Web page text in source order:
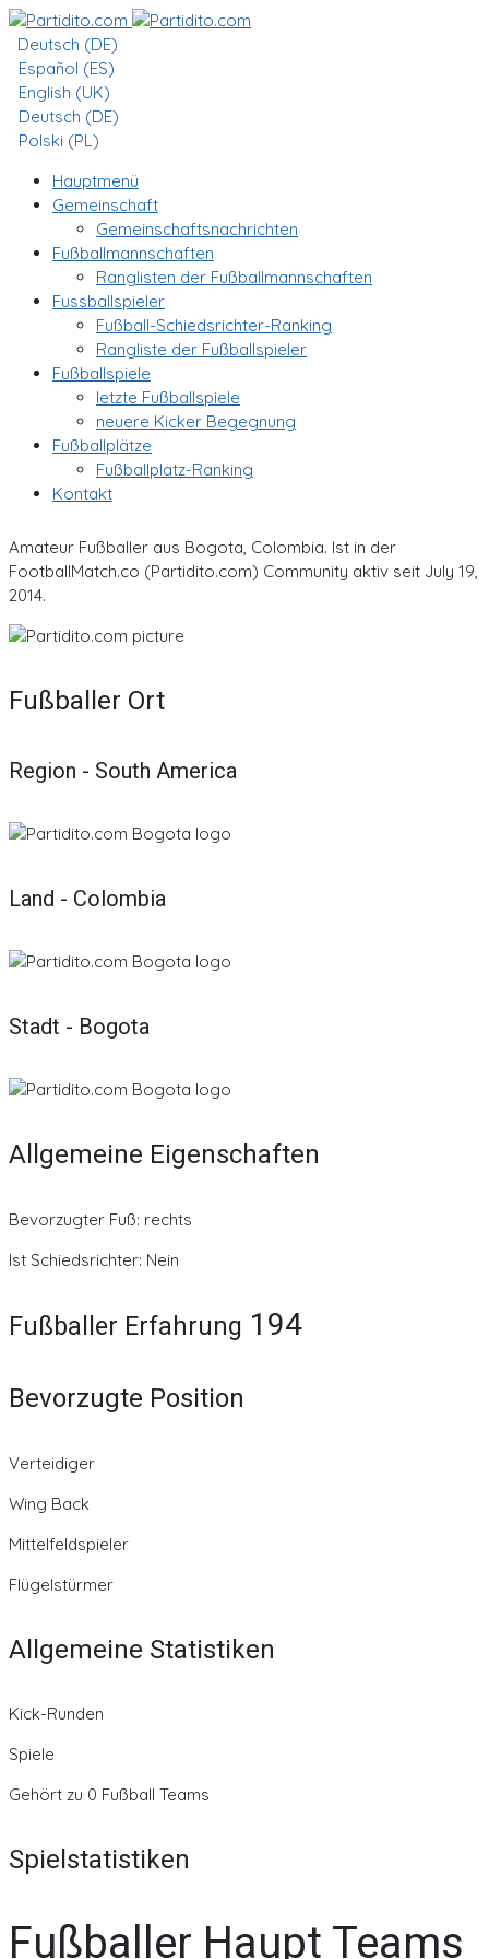
Deutsch (DE)
Español (ES)
English (UK)
Deutsch (DE)
Polski (PL)
Hauptmenü
Gemeinschaft
Gemeinschaftsnachrichten
Fußballmannschaften
Ranglisten der Fußballmannschaften
Fussballspieler
Fußball-Schiedsrichter-Ranking
Rangliste der Fußballspieler
Fußballspiele
letzte Fußballspiele
neuere Kicker Begegnung
Fußballplätze
Fußballplatz-Ranking
Kontakt
Amateur Fußballer aus Bogota, Colombia. Ist in der
FootballMatch.co (Partidito.com) Community aktiv seit July 19,
2014.
Fußballer Ort
Region - South America
Land - Colombia
Stadt - Bogota
Allgemeine Eigenschaften
Bevorzugter Fuß: rechts
Ist Schiedsrichter: Nein
Fußballer Erfahrung 194
Bevorzugte Position
Verteidiger
Wing Back
Mittelfeldspieler
Flügelstürmer
Allgemeine Statistiken
Kick-Runden
Spiele
Gehört zu 0 Fußball Teams
Spielstatistiken
Fußballer Haupt Teams